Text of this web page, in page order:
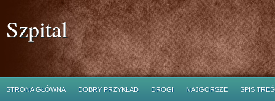
Szpital
STRONA GŁÓWNA DOBRY PRZYKŁAD DROGI NAJGORSZE SPIS